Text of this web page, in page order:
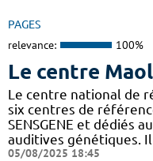
PAGES
relevance: 100%
Le centre
Le centre national de
six centres de
SENSGENE et dédiés
auditives génétiques.
05/08/2025 18:45